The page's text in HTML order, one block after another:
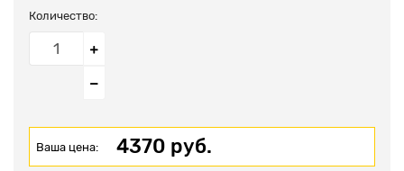
Количество:
Ваша цена: 4370 руб.